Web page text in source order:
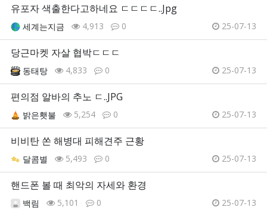
유포자 색출한다고하네요 ㄷㄷㄷㄷ..Jpg
세계는지금 4,913 0 25-07-13
당근마켓 자살 협박ㄷㄷㄷ
동태탕 4,833 0 25-07-13
편의점 알바의 추노 ㄷ..JPG
밝은횃불 5,254 0 25-07-13
비비탄 쏜 해병대 피해견주 근황
달콤별 5,493 0 25-07-13
핸드폰 볼 때 최악의 자세와 환경
백림 5,101 0 25-07-13